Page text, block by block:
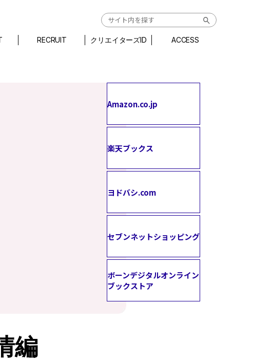
RECRUIT クリエイターズID ACCESS
編
Amazon.co.jp
楽天ブックス
ヨドバシ.com
セブンネットショッピング
ボーンデジタルオンライン
ブックストア